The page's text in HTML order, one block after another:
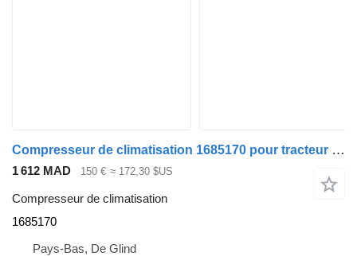
Compresseur de climatisation 1685170 pour tracteur routier DAF CF/XF
1 612 MAD 150 € ≈ 172,30 $US
Compresseur de climatisation
1685170
Pays-Bas, De Glind